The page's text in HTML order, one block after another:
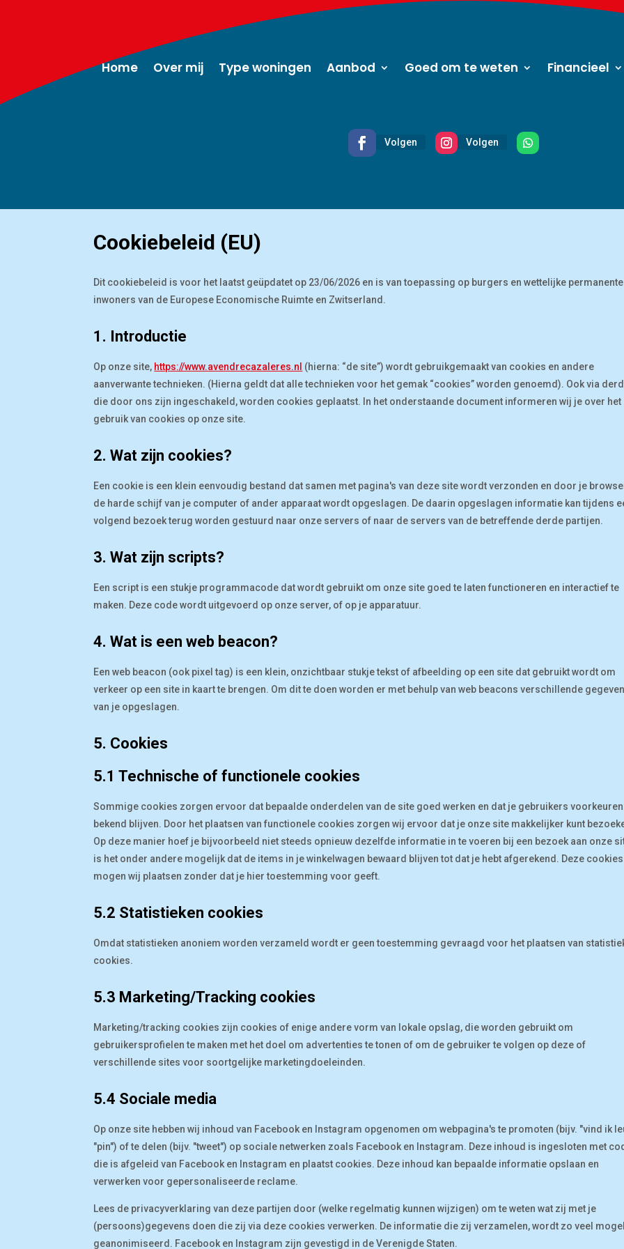
Home Over mij Type woningen Aanbod Goed om te weten Financieel
Volgen Volgen
Cookiebeleid (EU)
Dit cookiebeleid is voor het laatst geüpdatet op 23/06/2026 en is van toepassing op burgers en wettelijke permanente
inwoners van de Europese Economische Ruimte en Zwitserland.
1. Introductie
Op onze site, https://www.avendrecazaleres.nl (hierna: “de site”) wordt gebruikgemaakt van cookies en andere
aanverwante technieken. (Hierna geldt dat alle technieken voor het gemak “cookies” worden genoemd). Ook via
die door ons zijn ingeschakeld, worden cookies geplaatst. In het onderstaande document informeren wij je over het
gebruik van cookies op onze site.
2. Wat zijn cookies?
Een cookie is een klein eenvoudig bestand dat samen met pagina's van deze site wordt verzonden en door je
de harde schijf van je computer of ander apparaat wordt opgeslagen. De daarin opgeslagen informatie kan tijdens
volgend bezoek terug worden gestuurd naar onze servers of naar de servers van de betreffende derde partijen.
3. Wat zijn scripts?
Een script is een stukje programmacode dat wordt gebruikt om onze site goed te laten functioneren en interactief te
maken. Deze code wordt uitgevoerd op onze server, of op je apparatuur.
4. Wat is een web beacon?
Een web beacon (ook pixel tag) is een klein, onzichtbaar stukje tekst of afbeelding op een site dat gebruikt wordt om
verkeer op een site in kaart te brengen. Om dit te doen worden er met behulp van web beacons verschillende
van je opgeslagen.
5. Cookies
5.1 Technische of functionele cookies
Sommige cookies zorgen ervoor dat bepaalde onderdelen van de site goed werken en dat je gebruikers voorkeuren
bekend blijven. Door het plaatsen van functionele cookies zorgen wij ervoor dat je onze site makkelijker kunt
Op deze manier hoef je bijvoorbeeld niet steeds opnieuw dezelfde informatie in te voeren bij een bezoek aan onze
is het onder andere mogelijk dat de items in je winkelwagen bewaard blijven tot dat je hebt afgerekend. Deze cookies
mogen wij plaatsen zonder dat je hier toestemming voor geeft.
5.2 Statistieken cookies
Omdat statistieken anoniem worden verzameld wordt er geen toestemming gevraagd voor het plaatsen van
cookies.
5.3 Marketing/Tracking cookies
Marketing/tracking cookies zijn cookies of enige andere vorm van lokale opslag, die worden gebruikt om
gebruikersprofielen te maken met het doel om advertenties te tonen of om de gebruiker te volgen op deze of
verschillende sites voor soortgelijke marketingdoeleinden.
5.4 Sociale media
Op onze site hebben wij inhoud van Facebook en Instagram opgenomen om webpagina's te promoten (bijv. "vind ik
"pin") of te delen (bijv. "tweet") op sociale netwerken zoals Facebook en Instagram. Deze inhoud is ingesloten met
die is afgeleid van Facebook en Instagram en plaatst cookies. Deze inhoud kan bepaalde informatie opslaan en
verwerken voor gepersonaliseerde reclame.
Lees de privacyverklaring van deze partijen door (welke regelmatig kunnen wijzigen) om te weten wat zij met je
(persoons)gegevens doen die zij via deze cookies verwerken. De informatie die zij verzamelen, wordt zo veel
geanonimiseerd. Facebook en Instagram zijn gevestigd in de Verenigde Staten.